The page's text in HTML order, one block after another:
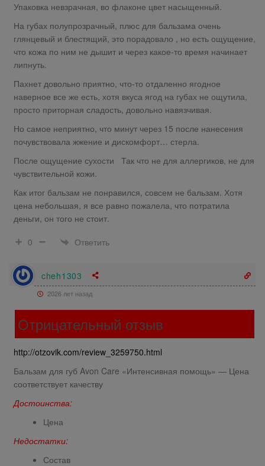
Упаковка невзрачная, во флаконе цвет насыщенный.
На губах полупрозрачный, плюс для бальзама очень
глянцевый и блестящий, это порадовало , но есть ощущение,
что кожа по ним не дышит и через какое-то время начинает
липнуть.
Пахнет довольно приятно, что-то отдаленно ягодное
наверное все же есть, хотя вкуса ягод на губах не ощутила,
просто приторная сладость, довольно навязчивая.
Но самое неприятно, что минут через 15 после нанесения
почувствовала жжение и дискомфорт… стерла.
После ощущение сухости Так что не для аллергиков, не для
чувствительной кожи.
Как итог бальзам не понравился, совсем не бальзам. Хотя
цена небольшая, я все равно пожалела, что потратила
деньги, он того не стоит.
0
Ответить
cheh1303
2026 лет назад
Отрицательный отзыв
http://otzovik.com/review_3259750.html
Бальзам для губ Avon Care «Интенсивная помощь» — Цена
соответствует качеству
Достоинства:
Цена
Недостатки:
Состав